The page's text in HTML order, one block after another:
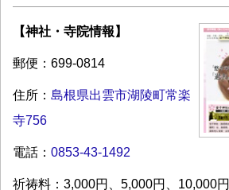
【神社・寺院情報】
郵便：699-0814
住所： 島根県出雲市湖陵町常楽
寺756
電話： 0853-43-1492
祈祷料：3,000円、5,000円、10,000円